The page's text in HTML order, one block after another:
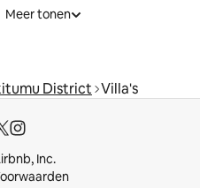
Meer tonen
District Villa's
Inc.